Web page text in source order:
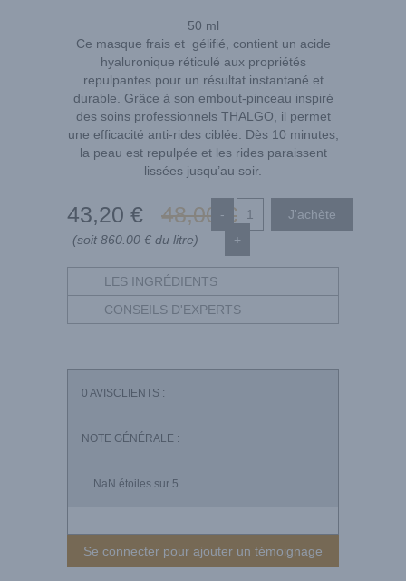
50 ml
Ce masque frais et gélifié, contient un acide
hyaluronique réticulé aux propriétés
repulpantes pour un résultat instantané et
durable. Grâce à son embout-pinceau inspiré
des soins professionnels THALGO, il permet
une efficacité anti-rides ciblée. Dès 10 minutes,
la peau est repulpée et les rides paraissent
lissées jusqu’au soir.
43,20 € 48,00 €
(soit 860.00 € du litre)
-
+
LES INGRÉDIENTS
CONSEILS D'EXPERTS
0 AVISCLIENTS :
NOTE GÉNÉRALE :
NaN étoiles sur 5
Se connecter pour ajouter un témoignage